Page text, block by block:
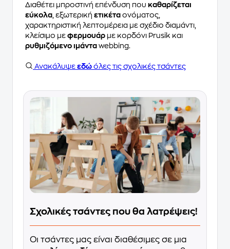
Διαθέτει μπροστινή επένδυση που καθαρίζεται
εύκολα , εξωτερική ετικέτα ονόματος,
χαρακτηριστική λεπτομέρεια με σχέδιο διαμάντι,
κλείσιμο με φερμουάρ με κορδόνι Prusik και
ρυθμιζόμενο ιμάντα webbing.
Ανακάλυψε εδώ όλες τις σχολικές τσάντες
Σχολικές τσάντες που θα λατρέψεις!
Οι τσάντες μας είναι διαθέσιμες σε μια